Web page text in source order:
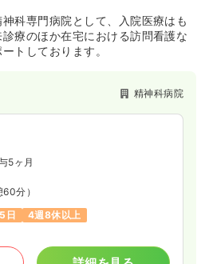
科専門病院として、入院医療はも
療のほか在宅における訪問看護な
トしております。
精神科病院
5ヶ月
60分）
日
4週8休以上